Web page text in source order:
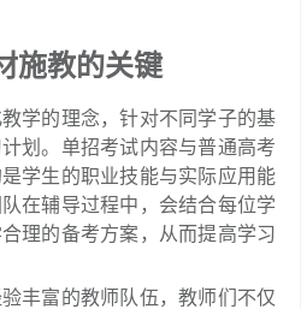
施教的关键
学的理念，针对不同学子的基
划。单招考试内容与普通高考
学生的职业技能与实际应用能
在辅导过程中，会结合每位学
理的备考方案，从而提高学习
丰富的教师队伍，教师们不仅